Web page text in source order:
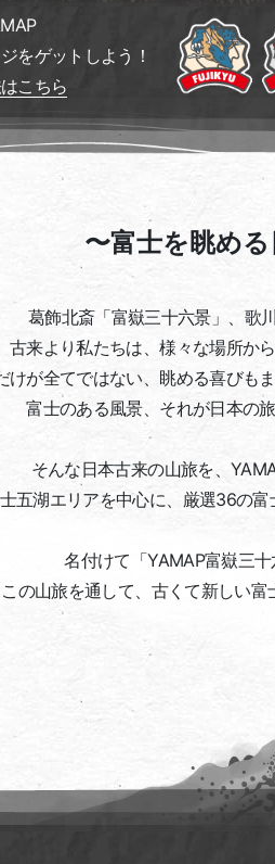
をゲットしよう！
こちら
〜富士を眺め
葛飾北斎「富嶽三十六景」、 歌
古来より私たちは、様々な場所か
けが全てではない、眺める喜びも
富士のある風景、それが日本の
そんな日本古来の山旅を、
五湖エリアを中心に、厳選36の富
名付けて「YAMAP富嶽三十
この山旅を通して、古くて新しい富